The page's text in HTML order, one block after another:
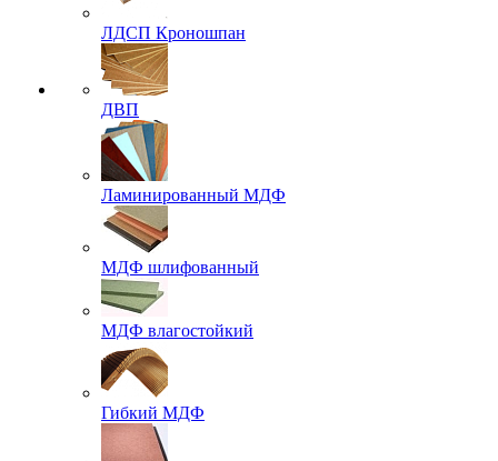
ЛДСП Кроношпан
ДВП
Ламинированный МДФ
МДФ шлифованный
МДФ влагостойкий
Гибкий МДФ